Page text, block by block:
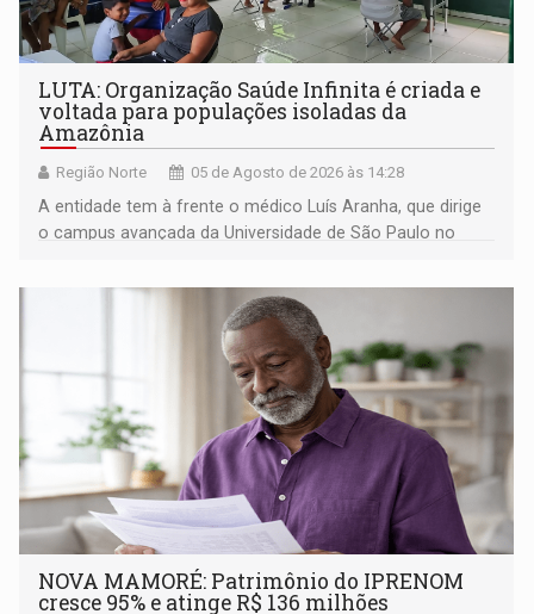
LUTA: Organização Saúde Infinita é criada e
voltada para populações isoladas da
Amazônia
Região Norte 05 de Agosto de 2026 às 14:28
A entidade tem à frente o médico Luís Aranha, que dirige
o campus avançada da Universidade de São Paulo no
NOVA MAMORÉ: Patrimônio do IPRENOM
cresce 95% e atinge R$ 136 milhões